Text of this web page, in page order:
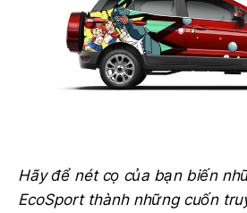
Hãy để nét cọ của bạn biến
EcoSport thành những cuốn